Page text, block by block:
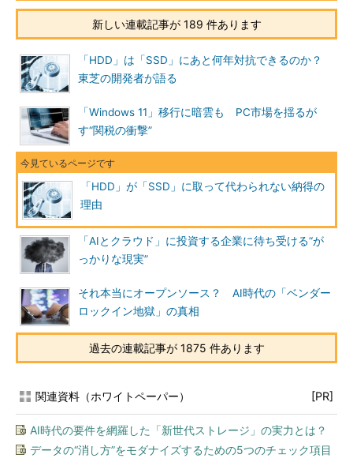
新しい連載記事が 189 件あります
「HDD」は「SSD」にあと何年対抗できるのか？
東芝の開発者が語る
「Windows 11」移行に暗雲も PC市場を揺るが
す“関税の衝撃”
「HDD」が「SSD」に取って代わられない納得の
理由
「AIとクラウド」に投資する企業に待ち受ける“が
っかりな現実”
それ本当にオープンソース？ AI時代の「ベンダー
ロックイン地獄」の真相
過去の連載記事が 1875 件あります
関連資料（ホワイトペーパー） [PR]
AI時代の要件を網羅した「新世代ストレージ」の実力とは？
データの“消し方”をモダナイズするための5つのチェック項目